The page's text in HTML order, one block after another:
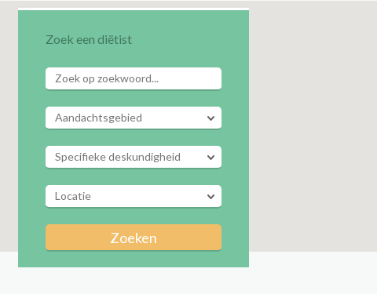
Zoek een diëtist